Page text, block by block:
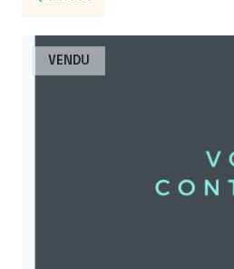
VENDU